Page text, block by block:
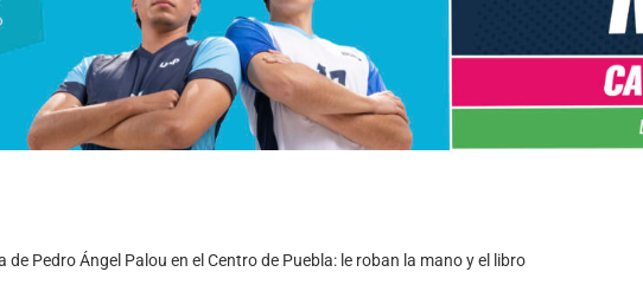
Pedro Ángel Palou en el Centro de Puebla: le roban la mano y el libro